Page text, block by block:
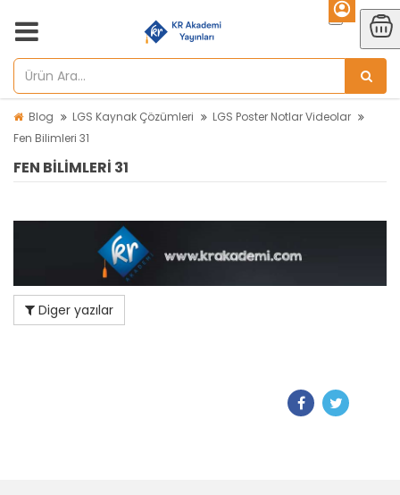
Blog LGS Kaynak Çözümleri
LGS Poster Notlar Videolar
Fen Bilimleri 31
FEN BILIMLERI 31
Diger yazılar